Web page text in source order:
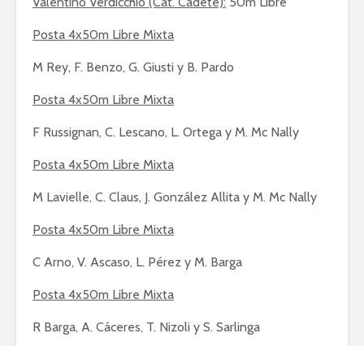
Posta 4x50m Libre Mixta
M Rey, F. Benzo, G. Giusti y B. Pardo
Posta 4x50m Libre Mixta
F Russignan, C. Lescano, L. Ortega y M. Mc Nally
Posta 4x50m Libre Mixta
M Lavielle, C. Claus, J. González Allita y M. Mc Nally
Posta 4x50m Libre Mixta
C Arno, V. Ascaso, L. Pérez y M. Barga
Posta 4x50m Libre Mixta
R Barga, A. Cáceres, T. Nizoli y S. Sarlinga